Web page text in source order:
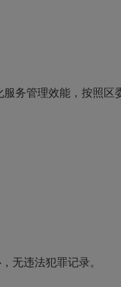
管理效能，按照区
无违法犯罪记录。